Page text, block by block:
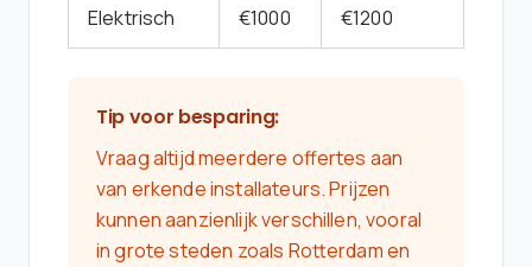
Elektrisch
€1000
€1200
Tip voor besparing:
Vraag altijd meerdere offertes aan
van erkende installateurs. Prijzen
kunnen aanzienlijk verschillen, vooral
in grote steden zoals Rotterdam en